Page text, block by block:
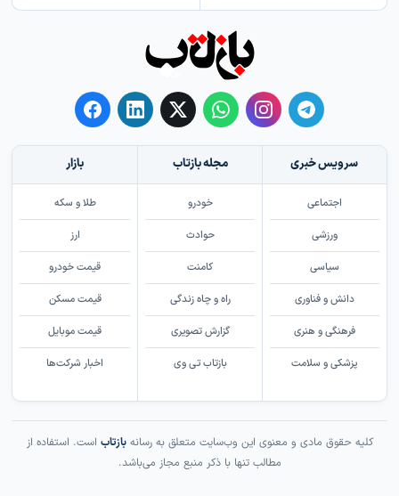
سرویس خبری
اجتماعی
ورزشی
سیاسی
دانش و فناوری
فرهنگی و هنری
پزشکی و سلامت
مجله بازتاب
خودرو
حوادث
کامنت
راه و چاه زندگی
گزارش تصویری
بازتاب تی وی
بازار
طلا و سکه
ارز
قیمت خودرو
قیمت مسکن
قیمت موبایل
اخبار شرکت‌ها
کلیه حقوق مادی و معنوی این وب‌سایت متعلق به رسانهبازتاب است. استفاده از
مطالب تنها با ذکر منبع مجاز می‌باشد.